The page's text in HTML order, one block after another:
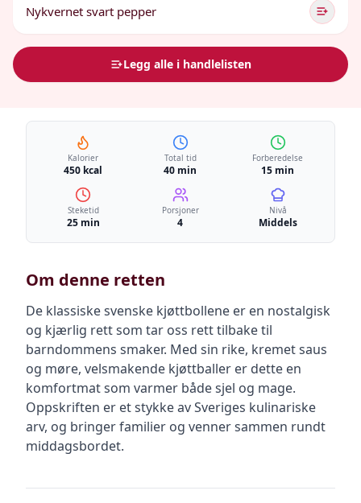
Nykvernet svart pepper
Legg alle i handlelisten
Kalorier
450 kcal
Total tid
40 min
Forberedelse
15 min
Steketid
25 min
Porsjoner
4
Nivå
Middels
Om denne retten
De klassiske svenske kjøttbollene er en nostalgisk
og kjærlig rett som tar oss rett tilbake til
barndommens smaker. Med sin rike, kremet saus
og møre, velsmakende kjøttballer er dette en
komfortmat som varmer både sjel og mage.
Oppskriften er et stykke av Sveriges kulinariske
arv, og bringer familier og venner sammen rundt
middagsbordet.